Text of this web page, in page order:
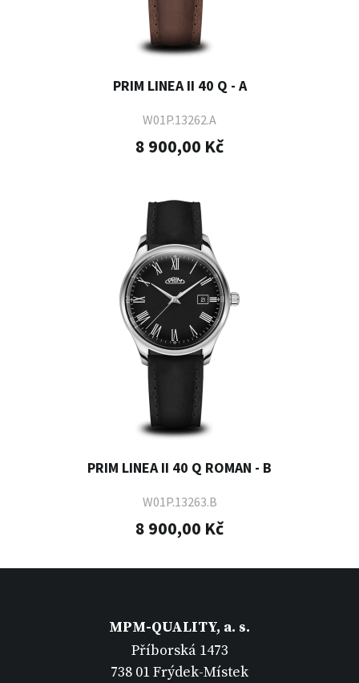
PRIM LINEA II 40 Q - A
W01P.13262.A
8 900,00 Kč
PRIM LINEA II 40 Q ROMAN - B
W01P.13263.B
8 900,00 Kč
MPM-QUALITY, a. s.
Příborská 1473
738 01 Frýdek-Místek